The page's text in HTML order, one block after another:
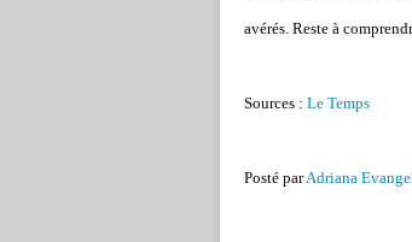
avérés. Reste à
Sources : Le Temps
Posté parAdriana